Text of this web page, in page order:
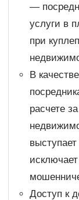
—
услуги в
при
В качестве
расчете за
Доступ к